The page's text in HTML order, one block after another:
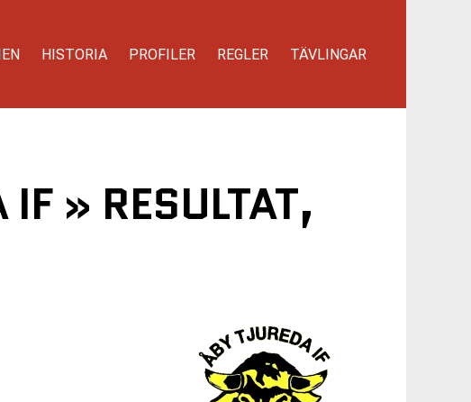
HISTORIA PROFILER REGLER TÄVLINGAR
» RESULTAT,